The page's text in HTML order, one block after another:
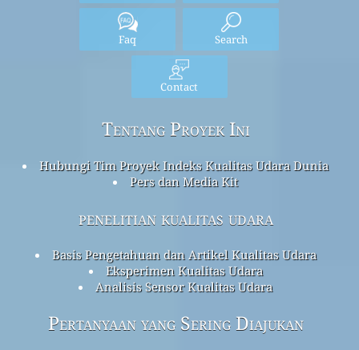
Faq Search
Contact
Tentang Proyek Ini
Hubungi Tim Proyek Indeks Kualitas Udara Dunia
Pers dan Media Kit
penelitian kualitas udara
Basis Pengetahuan dan Artikel Kualitas Udara
Eksperimen Kualitas Udara
Analisis Sensor Kualitas Udara
Pertanyaan yang Sering Diajukan